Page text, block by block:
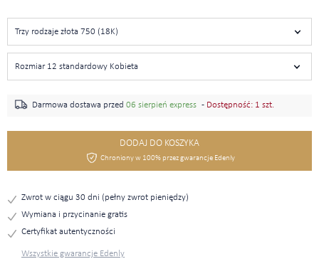
Trzy rodzaje złota 750 (18K)
Rozmiar 12 standardowy Kobieta
Darmowa dostawa przed 06 sierpień express - Dostępność: 1 szt.
DODAJ DO KOSZYKA
Chroniony w 100% przez gwarancje Edenly
Zwrot w ciągu 30 dni (pełny zwrot pieniędzy)
Wymiana i przycinanie gratis
Certyfikat autentyczności
Wszystkie gwarancje Edenly